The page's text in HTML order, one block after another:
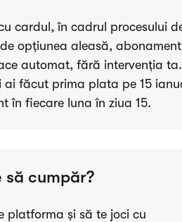
cardul, în cadrul procesului
opțiunea aleasă,
automat, fără intervenția ta.
făcut prima plata pe 15
în fiecare luna în ziua 15.
cumpăr?
platforma și să te joci cu